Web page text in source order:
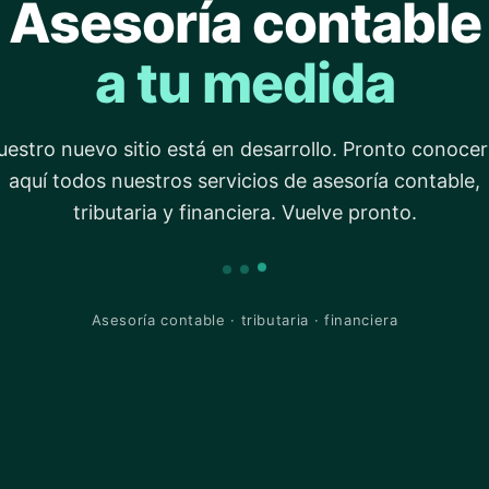
Asesoría contable
a tu medida
nuevo sitio está en desarrollo. Pronto
aquí todos nuestros servicios de asesoría contable,
tributaria y financiera. Vuelve pronto.
Asesoría contable · tributaria · financiera